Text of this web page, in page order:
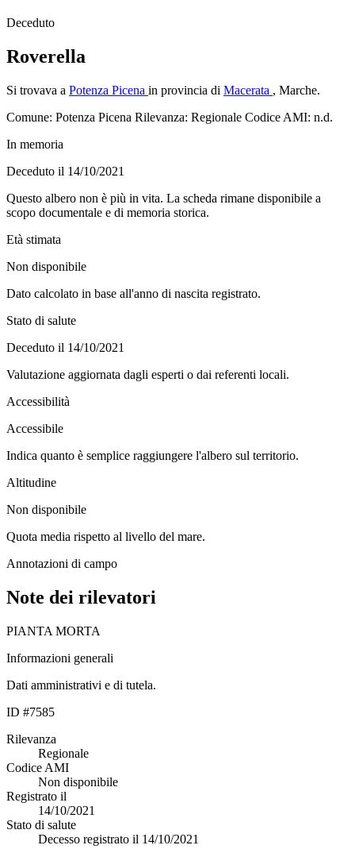
Deceduto
Roverella
Si trovava a Potenza Picena in provincia di Macerata , Marche.
Comune: Potenza Picena Rilevanza: Regionale Codice AMI: n.d.
In memoria
Deceduto il 14/10/2021
Questo albero non è più in vita. La scheda rimane disponibile a
scopo documentale e di memoria storica.
Età stimata
Non disponibile
Dato calcolato in base all'anno di nascita registrato.
Stato di salute
Deceduto il 14/10/2021
Valutazione aggiornata dagli esperti o dai referenti locali.
Accessibilità
Accessibile
Indica quanto è semplice raggiungere l'albero sul territorio.
Altitudine
Non disponibile
Quota media rispetto al livello del mare.
Annotazioni di campo
Note dei rilevatori
PIANTA MORTA
Informazioni generali
Dati amministrativi e di tutela.
ID #7585
Rilevanza
Regionale
Codice AMI
Non disponibile
Registrato il
14/10/2021
Stato di salute
Decesso registrato il 14/10/2021